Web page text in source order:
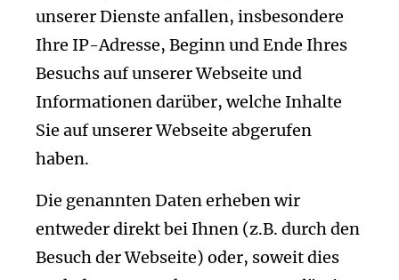
unserer Dienste anfallen, insbesondere
Ihre IP-Adresse, Beginn und Ende Ihres
Besuchs auf unserer Webseite und
Informationen darüber, welche Inhalte
Sie auf unserer Webseite abgerufen
haben.
Die genannten Daten erheben wir
entweder direkt bei Ihnen (z.B. durch den
Besuch der Webseite) oder, soweit dies